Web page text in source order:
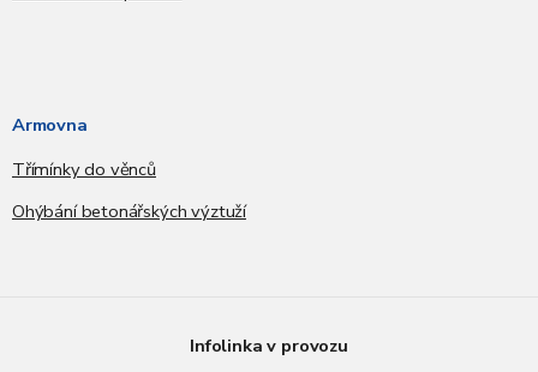
Armovna
Třímínky do věnců
Ohýbání betonářských výztuží
Infolinka v provozu